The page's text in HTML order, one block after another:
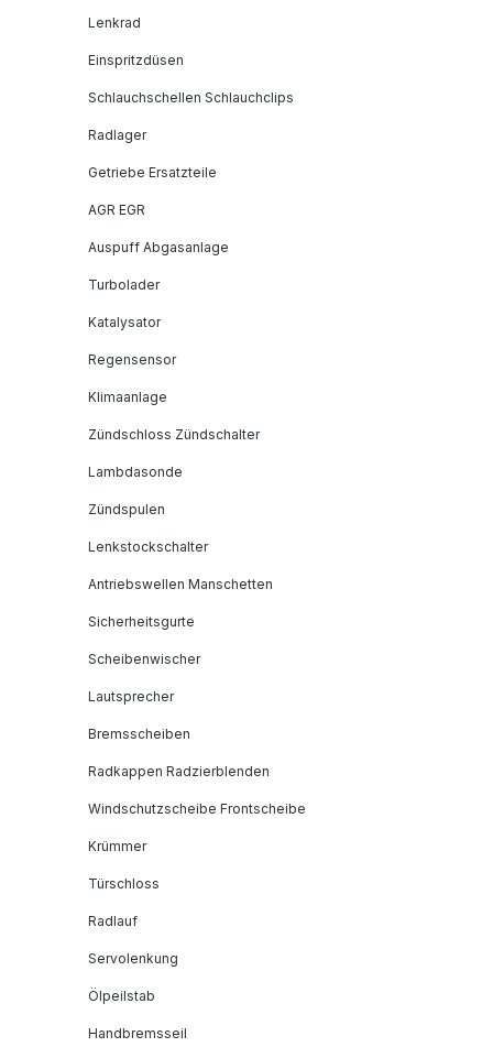
Lenkrad
Einspritzdüsen
Schlauchschellen Schlauchclips
Radlager
Getriebe Ersatzteile
AGR EGR
Auspuff Abgasanlage
Turbolader
Katalysator
Regensensor
Klimaanlage
Zündschloss Zündschalter
Lambdasonde
Zündspulen
Lenkstockschalter
Antriebswellen Manschetten
Sicherheitsgurte
Scheibenwischer
Lautsprecher
Bremsscheiben
Radkappen Radzierblenden
Windschutzscheibe Frontscheibe
Krümmer
Türschloss
Radlauf
Servolenkung
Ölpeilstab
Handbremsseil